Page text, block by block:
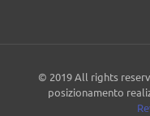
© 2019 All rights
posizionamento